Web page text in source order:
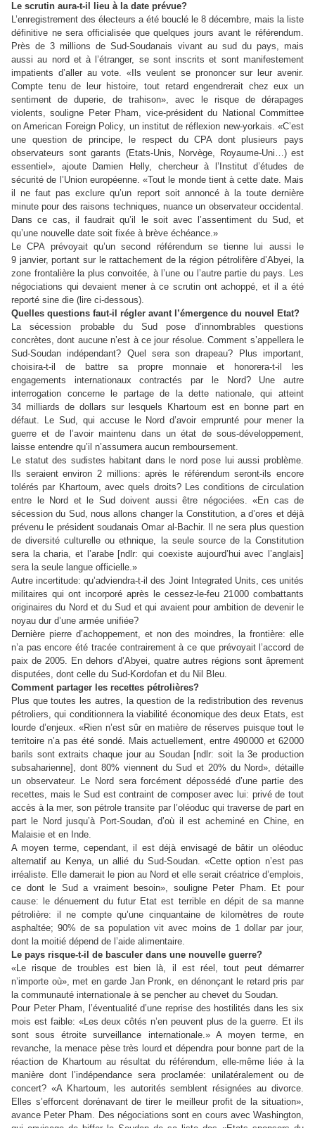
Le scrutin aura-t-il lieu à la date prévue?
L’enregistrement des électeurs a été bouclé le 8 décembre, mais la liste
définitive ne sera officialisée que quelques jours avant le référendum.
Près de 3 millions de Sud-Soudanais vivant au sud du pays, mais
aussi au nord et à l’étranger, se sont inscrits et sont manifestement
impatients d’aller au vote. «Ils veulent se prononcer sur leur avenir.
Compte tenu de leur histoire, tout retard engendrerait chez eux un
sentiment de duperie, de trahison», avec le risque de dérapages
violents, souligne Peter Pham, vice-président du National Committee
on American Foreign Policy, un institut de réflexion new-yorkais. «C’est
une question de principe, le respect du CPA dont plusieurs pays
observateurs sont garants (Etats-Unis, Norvège, Royaume-Uni…) est
essentiel», ajoute Damien Helly, chercheur à l’Institut d’études de
sécurité de l’Union européenne. «Tout le monde tient à cette date. Mais
il ne faut pas exclure qu’un report soit annoncé à la toute dernière
minute pour des raisons techniques, nuance un observateur occidental.
Dans ce cas, il faudrait qu’il le soit avec l’assentiment du Sud, et
qu’une nouvelle date soit fixée à brève échéance.»
Le CPA prévoyait qu’un second référendum se tienne lui aussi le
9 janvier, portant sur le rattachement de la région pétrolifère d’Abyei, la
zone frontalière la plus convoitée, à l’une ou l’autre partie du pays. Les
négociations qui devaient mener à ce scrutin ont achoppé, et il a été
reporté sine die (lire ci-dessous).
Quelles questions faut-il régler avant l’émergence du nouvel Etat?
La sécession probable du Sud pose d’innombrables questions
concrètes, dont aucune n’est à ce jour résolue. Comment s’appellera le
Sud-Soudan indépendant? Quel sera son drapeau? Plus important,
choisira-t-il de battre sa propre monnaie et honorera-t-il les
engagements internationaux contractés par le Nord? Une autre
interrogation concerne le partage de la dette nationale, qui atteint
34 milliards de dollars sur lesquels Khartoum est en bonne part en
défaut. Le Sud, qui accuse le Nord d’avoir emprunté pour mener la
guerre et de l’avoir maintenu dans un état de sous-développement,
laisse entendre qu’il n’assumera aucun remboursement.
Le statut des sudistes habitant dans le nord pose lui aussi problème.
Ils seraient environ 2 millions: après le référendum seront-ils encore
tolérés par Khartoum, avec quels droits? Les conditions de circulation
entre le Nord et le Sud doivent aussi être négociées. «En cas de
sécession du Sud, nous allons changer la Constitution, a d’ores et déjà
prévenu le président soudanais Omar al-Bachir. Il ne sera plus question
de diversité culturelle ou ethnique, la seule source de la Constitution
sera la charia, et l’arabe [ndlr: qui coexiste aujourd’hui avec l’anglais]
sera la seule langue officielle.»
Autre incertitude: qu’adviendra-t-il des Joint Integrated Units, ces unités
militaires qui ont incorporé après le cessez-le-feu 21000 combattants
originaires du Nord et du Sud et qui avaient pour ambition de devenir le
noyau dur d’une armée unifiée?
Dernière pierre d’achoppement, et non des moindres, la frontière: elle
n’a pas encore été tracée contrairement à ce que prévoyait l’accord de
paix de 2005. En dehors d’Abyei, quatre autres régions sont âprement
disputées, dont celle du Sud-Kordofan et du Nil Bleu.
Comment partager les recettes pétrolières?
Plus que toutes les autres, la question de la redistribution des revenus
pétroliers, qui conditionnera la viabilité économique des deux Etats, est
lourde d’enjeux. «Rien n’est sûr en matière de réserves puisque tout le
territoire n’a pas été sondé. Mais actuellement, entre 490000 et 62000
barils sont extraits chaque jour au Soudan [ndlr: soit la 3e production
subsaharienne], dont 80% viennent du Sud et 20% du Nord», détaille
un observateur. Le Nord sera forcément dépossédé d’une partie des
recettes, mais le Sud est contraint de composer avec lui: privé de tout
accès à la mer, son pétrole transite par l’oléoduc qui traverse de part en
part le Nord jusqu’à Port-Soudan, d’où il est acheminé en Chine, en
Malaisie et en Inde.
A moyen terme, cependant, il est déjà envisagé de bâtir un oléoduc
alternatif au Kenya, un allié du Sud-Soudan. «Cette option n’est pas
irréaliste. Elle damerait le pion au Nord et elle serait créatrice d’emplois,
ce dont le Sud a vraiment besoin», souligne Peter Pham. Et pour
cause: le dénuement du futur Etat est terrible en dépit de sa manne
pétrolière: il ne compte qu’une cinquantaine de kilomètres de route
asphaltée; 90% de sa population vit avec moins de 1 dollar par jour,
dont la moitié dépend de l’aide alimentaire.
Le pays risque-t-il de basculer dans une nouvelle guerre?
«Le risque de troubles est bien là, il est réel, tout peut démarrer
n’importe où», met en garde Jan Pronk, en dénonçant le retard pris par
la communauté internationale à se pencher au chevet du Soudan.
Pour Peter Pham, l’éventualité d’une reprise des hostilités dans les six
mois est faible: «Les deux côtés n’en peuvent plus de la guerre. Et ils
sont sous étroite surveillance internationale.» A moyen terme, en
revanche, la menace pèse très lourd et dépendra pour bonne part de la
réaction de Khartoum au résultat du référendum, elle-même liée à la
manière dont l’indépendance sera proclamée: unilatéralement ou de
concert? «A Khartoum, les autorités semblent résignées au divorce.
Elles s’efforcent dorénavant de tirer le meilleur profit de la situation»,
avance Peter Pham. Des négociations sont en cours avec Washington,